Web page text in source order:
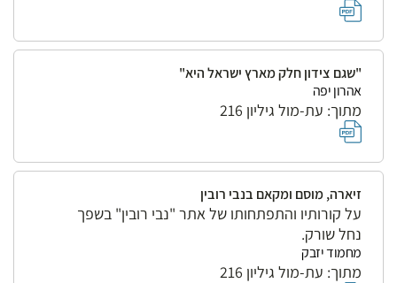
"שגם צידון חלק מארץ ישראל היא"
אהרון יפה
מתוך: עת-מול גיליון 216
זיארה, מוסם ומקאם בנבי רובין
על קורותיו והתפתחותו של אתר "נבי רובין" בשפך
נחל שורק.
מחמוד יזבק
מתוך: עת-מול גיליון 216